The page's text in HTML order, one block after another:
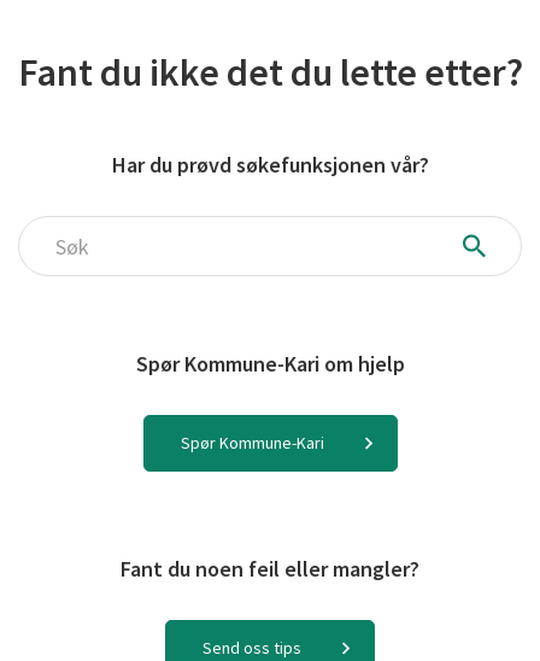
Fant du ikke det du lette etter?
Har du prøvd søkefunksjonen vår?
Søk
Spør Kommune-Kari om hjelp
Spør Kommune-Kari
Fant du noen feil eller mangler?
Send oss tips